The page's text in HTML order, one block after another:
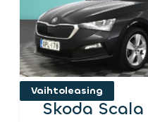
Vaihtoleasing
Skoda Scala